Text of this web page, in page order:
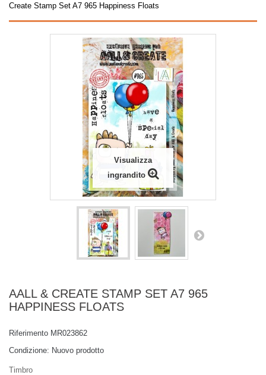
Create Stamp Set A7 965 Happiness Floats
Visualizza
ingrandito
AALL & CREATE STAMP SET A7 965
HAPPINESS FLOATS
Riferimento MR023862
Condizione: Nuovo prodotto
Timbro